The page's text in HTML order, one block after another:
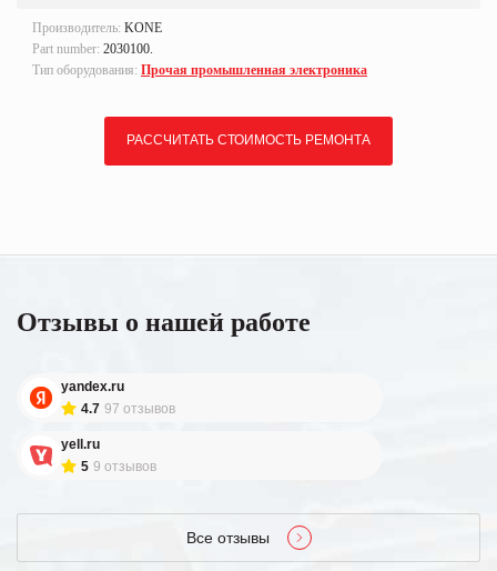
Производитель: KONE
Part number: 2030100.
Тип оборудования: Прочая промышленная электроника
РАССЧИТАТЬ СТОИМОСТЬ РЕМОНТА
Отзывы о нашей работе
yandex.ru
4.7 97 отзывов
yell.ru
5 9 отзывов
Все отзывы